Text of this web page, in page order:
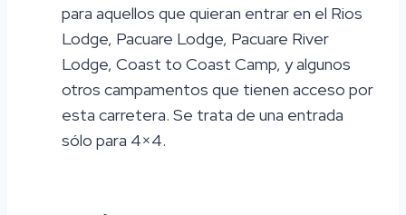
para aquellos que quieran entrar en el Rios
Lodge, Pacuare Lodge, Pacuare River
Lodge, Coast to Coast Camp, y algunos
otros campamentos que tienen acceso por
esta carretera. Se trata de una entrada
sólo para 4×4.